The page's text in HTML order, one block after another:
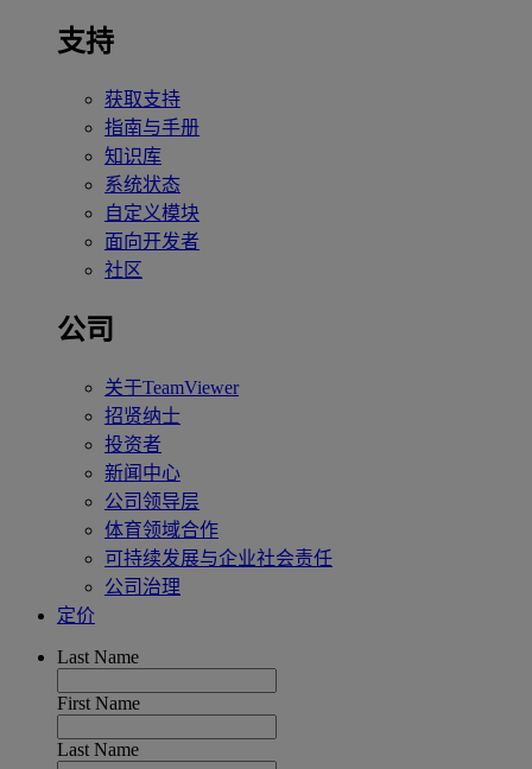
支持
获取支持
指南与手册
知识库
系统状态
自定义模块
面向开发者
社区
公司
关于TeamViewer
招贤纳士
投资者
新闻中心
公司领导层
体育领域合作
可持续发展与企业社会责任
公司治理
定价
Last Name
First Name
Last Name